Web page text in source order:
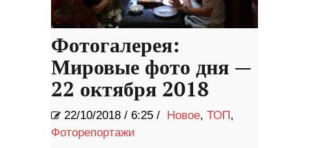
Фотогалерея:
Мировые фото дня —
22 октября 2018
22/10/2018 / 6:25 / Новое, ТОП,
Фоторепортажи